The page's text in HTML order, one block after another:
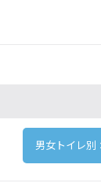
男女トイレ別